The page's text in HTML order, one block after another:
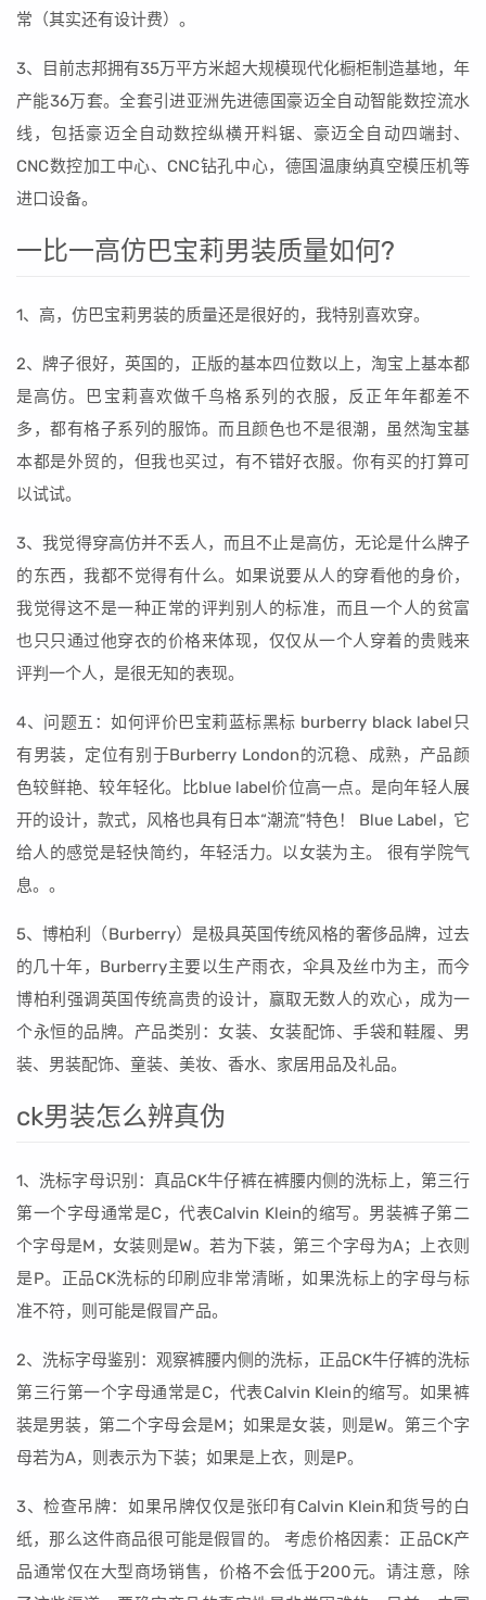
常（其实还有设计费）。
3、目前志邦拥有35万平方米超大规模现代化橱柜制造基地，年
产能36万套。全套引进亚洲先进德国豪迈全自动智能数控流水
线，包括豪迈全自动数控纵横开料锯、豪迈全自动四端封、
CNC数控加工中心、CNC钻孔中心，德国温康纳真空模压机等
进口设备。
一比一高仿巴宝莉男装质量如何?
1、高，仿巴宝莉男装的质量还是很好的，我特别喜欢穿。
2、牌子很好，英国的，正版的基本四位数以上，淘宝上基本都
是高仿。巴宝莉喜欢做千鸟格系列的衣服，反正年年都差不
多，都有格子系列的服饰。而且颜色也不是很潮，虽然淘宝基
本都是外贸的，但我也买过，有不错好衣服。你有买的打算可
以试试。
3、我觉得穿高仿并不丢人，而且不止是高仿，无论是什么牌子
的东西，我都不觉得有什么。如果说要从人的穿看他的身价，
我觉得这不是一种正常的评判别人的标准，而且一个人的贫富
也只只通过他穿衣的价格来体现，仅仅从一个人穿着的贵贱来
评判一个人，是很无知的表现。
4、问题五：如何评价巴宝莉蓝标黑标 burberry black label只
有男装，定位有别于Burberry London的沉稳、成熟，产品颜
色较鲜艳、较年轻化。比blue label价位高一点。是向年轻人展
开的设计，款式，风格也具有日本“潮流”特色！ Blue Label，它
给人的感觉是轻快简约，年轻活力。以女装为主。 很有学院气
息。。
5、博柏利（Burberry）是极具英国传统风格的奢侈品牌，过去
的几十年，Burberry主要以生产雨衣，伞具及丝巾为主，而今
博柏利强调英国传统高贵的设计，赢取无数人的欢心，成为一
个永恒的品牌。产品类别：女装、女装配饰、手袋和鞋履、男
装、男装配饰、童装、美妆、香水、家居用品及礼品。
ck男装怎么辨真伪
1、洗标字母识别：真品CK牛仔裤在裤腰内侧的洗标上，第三行
第一个字母通常是C，代表Calvin Klein的缩写。男装裤子第二
个字母是M，女装则是W。若为下装，第三个字母为A；上衣则
是P。正品CK洗标的印刷应非常清晰，如果洗标上的字母与标
准不符，则可能是假冒产品。
2、洗标字母鉴别：观察裤腰内侧的洗标，正品CK牛仔裤的洗标
第三行第一个字母通常是C，代表Calvin Klein的缩写。如果裤
装是男装，第二个字母会是M；如果是女装，则是W。第三个字
母若为A，则表示为下装；如果是上衣，则是P。
3、检查吊牌：如果吊牌仅仅是张印有Calvin Klein和货号的白
纸，那么这件商品很可能是假冒的。 考虑价格因素：正品CK产
品通常仅在大型商场销售，价格不会低于200元。请注意，除